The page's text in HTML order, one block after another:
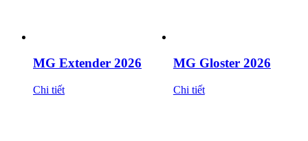
MG Extender 2026
Chi tiết
MG Gloster 2026
Chi tiết